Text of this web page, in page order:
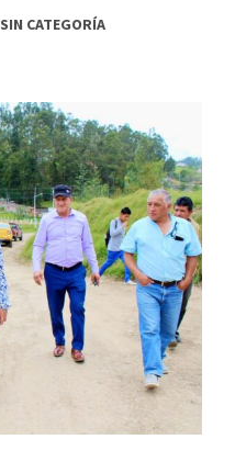
SIN CATEGORÍA